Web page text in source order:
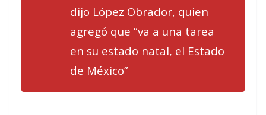
dijo López Obrador, quien
agregó que “va a una tarea
en su estado natal, el Estado
de México”